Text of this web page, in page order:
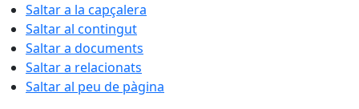
Saltar a la capçalera
Saltar al contingut
Saltar a documents
Saltar a relacionats
Saltar al peu de pàgina